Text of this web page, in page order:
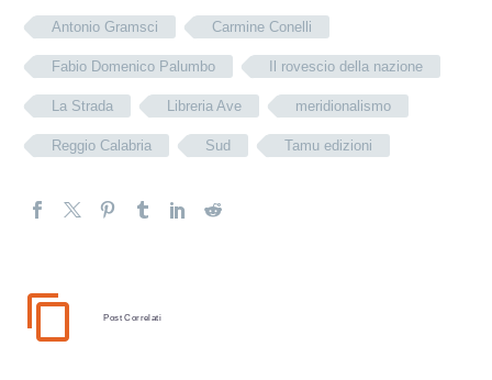
Antonio Gramsci Carmine Conelli
Fabio Domenico Palumbo Il rovescio della nazione
La Strada Libreria Ave meridionalismo
Reggio Calabria Sud Tamu edizioni
Post Correlati